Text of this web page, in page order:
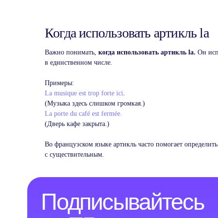
Когда использовать артикль la
Важно понимать, когда использовать артикль la. Он
в единственном числе.
Примеры:
La musique est trop forte ici.
(Музыка здесь слишком громкая.)
La porte du café est fermée.
(Дверь кафе закрыта.)
Во французском языке артикль часто помогает
с существительным.
на ТГ-канал
Чтобы получать больше новостей и полезной
информации об изучении иностранных языков
Перейти